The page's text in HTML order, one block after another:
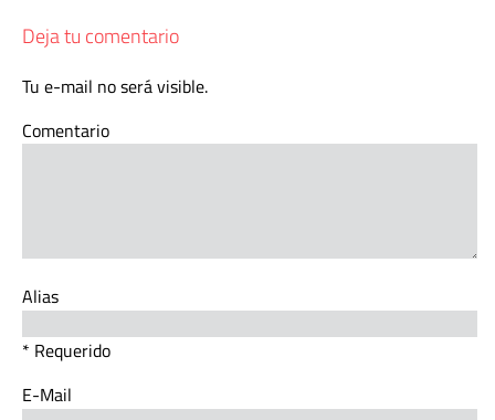
Deja tu comentario
Tu e-mail no será visible.
Comentario
Alias
* Requerido
E-Mail